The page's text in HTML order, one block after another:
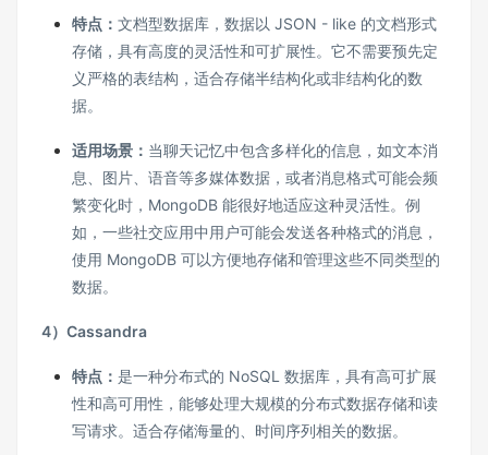
特点： 文档型数据库，数据以 JSON - like 的文档形式
存储，具有高度的灵活性和可扩展性。它不需要预先定
义严格的表结构，适合存储半结构化或非结构化的数
据。
适用场景： 当聊天记忆中包含多样化的信息，如文本消
息、图片、语音等多媒体数据，或者消息格式可能会频
繁变化时，MongoDB 能很好地适应这种灵活性。例
如，一些社交应用中用户可能会发送各种格式的消息，
使用 MongoDB 可以方便地存储和管理这些不同类型的
数据。
4）Cassandra
特点： 是一种分布式的 NoSQL 数据库，具有高可扩展
性和高可用性，能够处理大规模的分布式数据存储和读
写请求。适合存储海量的、时间序列相关的数据。